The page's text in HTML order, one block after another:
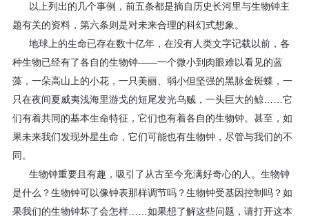
以上列出的几个事例，前五条都是摘自历史长河里与生物钟主
题有关的资料，第六条则是对未来合理的科幻式想象。
地球上的生命已存在数十亿年，在没有人类文字记载以前，各
种生物已经有了各自的生物钟——一个微小到肉眼难以看见的蓝
藻，一朵高山上的小花，一只美丽、弱小但坚强的黑脉金斑蝶，一
只在夜间夏威夷浅海里游戈的短尾发光乌贼，一头巨大的鲸……它
们有着共同的基本生命特征，它们也有着各自的生物钟。甚至，如
果未来我们发现外星生命，它们可能也有生物钟，尽管与我们的不
同。
生物钟重要且有趣，吸引了从古至今充满好奇心的人。生物钟
是什么？生物钟可以像钟表那样调节吗？生物钟受基因控制吗？如
果我们的生物钟坏了会怎样……如果想了解这些问题，请打开这本